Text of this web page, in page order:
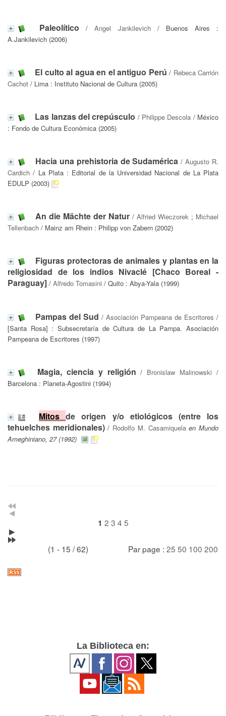
Paleolítico /Angel Jankilevich/ Buenos Aires :
A.Jankilevich (2006)
El culto al agua en el antiguo Perú / Rebeca Carrión
Cachot / Lima : Instituto Nacional de Cultura (2005)
Las lanzas del crepúsculo / Philippe Descola / México
: Fondo de Cultura Económica (2005)
Hacia una prehistoria de Sudamérica /Augusto R.
Cardich / La Plata : Editorial de la Universidad Nacional de La Plata
EDULP (2003)
An die Mächte der Natur / Alfried Wieczorek ; Michael
Tellenbach / Mainz am Rhein : Philipp von Zabern (2002)
Figuras protectoras de animales y plantas en la
religiosidad de los indios Nivaclé [Chaco Boreal -
Paraguay] / Alfredo Tomasini / Quito : Abya-Yala (1999)
Pampas del Sud / Asociación Pampeana de Escritores /
[Santa Rosa] : Subsecretaría de Cultura de La Pampa. Asociación
Pampeana de Escritores (1997)
Magia, ciencia y religión / Bronislaw Malinowski /
Barcelona : Planeta-Agostini (1994)
Mitosde origen y/o etiológicos (entre los
tehuelches meridionales)/ Rodolfo M. Casamiquela en Mundo
Ameghiniano, 27 (1992)
1 2 3 4 5
(1 - 15 / 62) Par page : 25 50 100 200
La Biblioteca en: